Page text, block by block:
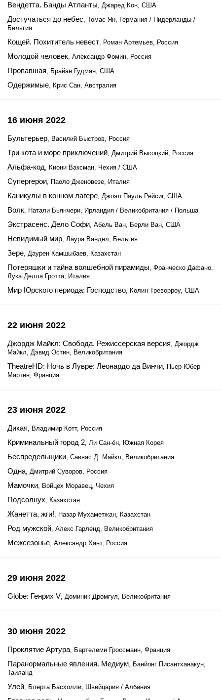
Вендетта. Банды Атланты, Джаред Кон, США
Достучаться до небес, Томас Ян, Германия / Нидерланды /
Бельгия
Кощей. Похититель невест, Роман Артемьев, Россия
Молодой человек, Александр Фомин, Россия
Пропавшая, Брайан Гудман, США
Одержимые, Крис Сан, Австралия
16 июня 2022
Бультерьер, Василий Быстров, Россия
Три кота и море приключений, Дмитрий Высоцкий, Россия
Альфа-код, Киони Ваксман, Чехия / США
Супергерои, Паоло Дженовезе, Италия
Каникулы в конном лагере, Джоэл Пауль Рейсиг, США
Волк, Натали Бьянчери, Ирландия / Великобритания / Польша
Экстрасенс. Дело Софи, Абель Ван, Берли Ван, США
Невидимый мир, Лаура Вандел, Бельгия
Зере, Даурен Камшыбаев, Казахстан
Потеряшки и тайна волшебной пирамиды, Франческо Дафано,
Лука Делла Гротта, Италия
Мир Юрского периода: Господство, Колин Треворроу, США
22 июня 2022
Джордж Майкл: Свобода. Режиссерская версия, Джордж
Майкл, Дэвид Остин, Великобритания
TheatreHD: Ночь в Лувре: Леонардо да Винчи, Пьер-Юбер
Мартен, Франция
23 июня 2022
Дикая, Владимир Котт, Россия
Криминальный город 2, Ли Сан-ён, Южная Корея
Беспредельщики, Саввас Д. Майкл, Великобритания
Одна, Дмитрий Суворов, Россия
Мамочки, Войцех Моравец, Чехия
Подсолнух, Казахстан
Жанетта, жги!, Назар Мухаметжан, Казахстан
Род мужской, Алекс Гарленд, Великобритания
Межсезонье, Александр Хант, Россия
29 июня 2022
Globe: Генрих V, Доминик Дромгул, Великобритания
30 июня 2022
Проклятие Артура, Бартелеми Гроссманн, Франция
Паранормальные явления. Медиум, Банйонг Писантханакун,
Таиланд
Улей, Блерта Басхолли, Швейцария / Албания